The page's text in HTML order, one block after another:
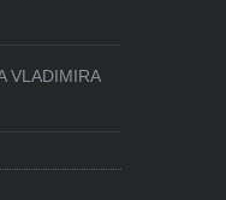
VLADIMIRA